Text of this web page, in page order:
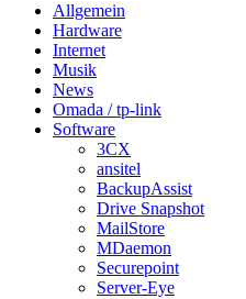
Allgemein
Hardware
Internet
Musik
News
Omada / tp-link
Software
3CX
ansitel
BackupAssist
Drive Snapshot
MailStore
MDaemon
Securepoint
Server-Eye